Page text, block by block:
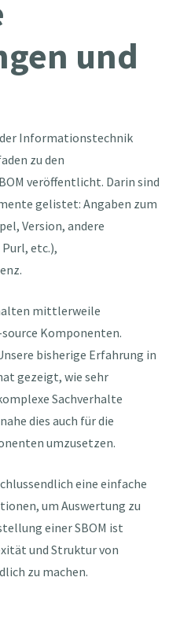
und
Informationstechnik
zu den
veröffentlicht. Darin sind
gelistet: Angaben zum
Version, andere
etc.),
mittlerweile
Komponenten.
bisherige Erfahrung in
gezeigt, wie sehr
Sachverhalte
dies auch für die
umzusetzen.
eine einfache
um Auswertung zu
einer SBOM ist
und Struktur von
zu machen.